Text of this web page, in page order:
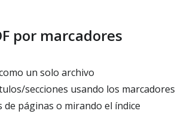
por marcadores
un solo archivo
secciones usando los marcadores
páginas o mirando el índice